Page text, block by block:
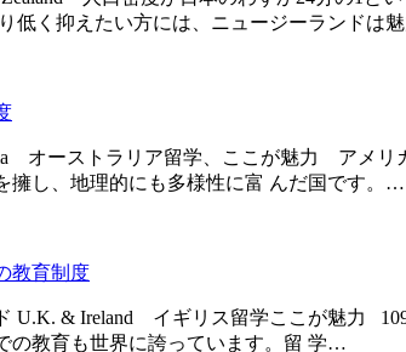
低く抑えたい方には、ニュージーランドは
オーストラリア留学、ここが魅力 アメリ
擁し、地理的にも多様性に富 んだ国です。…
教育制度
U.K. & Ireland イギリス留学ここが魅力
の教育も世界に誇っています。留 学…